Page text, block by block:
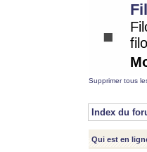
Supprimer tous
Index du
Qui est en